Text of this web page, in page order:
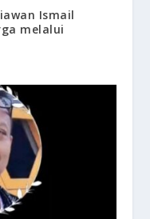
Ismail
melalui